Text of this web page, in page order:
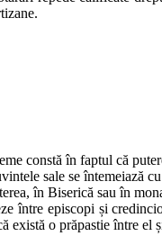
constă în faptul că
sale se întemeiază cu
în Biserică sau în
între episcopi și
există o prăpastie între el